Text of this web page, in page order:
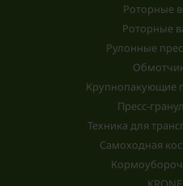
Роторные
Роторные
Рулонные
Крупнопакующие
Пресс-
Техника для
Самоходная